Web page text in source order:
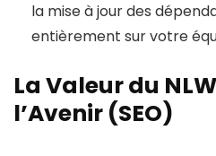
la mise à jour des
entièrement sur votre
La Valeur du
l’Avenir (SEO)